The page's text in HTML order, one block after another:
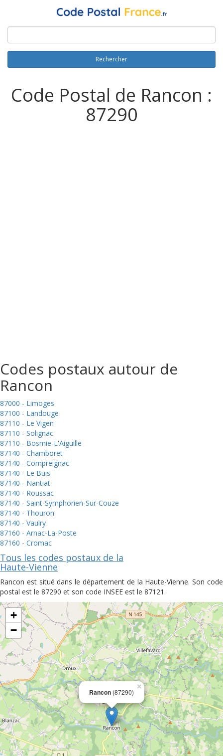
Rechercher
Code Postal de Rancon :
87290
Codes postaux autour de
Rancon
87000 - Limoges
87100 - Landouge
87110 - Le Vigen
87110 - Solignac
87110 - Bosmie-L'Aiguille
87140 - Chamboret
87140 - Compreignac
87140 - Le Buis
87140 - Nantiat
87140 - Roussac
87140 - Saint-Symphorien-Sur-Couze
87140 - Thouron
87140 - Vaulry
87160 - Arnac-La-Poste
87160 - Cromac
Tous les codes postaux de la
Haute-Vienne
Rancon est situé dans le département de la Haute-Vienne. Son code
postal est le 87290 et son code INSEE est le 87121.
Rancon (87290)
×
+
−